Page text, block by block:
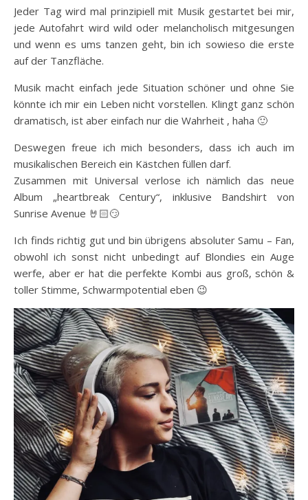
Jeder Tag wird mal prinzipiell mit Musik gestartet bei mir,
jede Autofahrt wird wild oder melancholisch mitgesungen
und wenn es ums tanzen geht, bin ich sowieso die erste
auf der Tanzfläche.
Musik macht einfach jede Situation schöner und ohne Sie
könnte ich mir ein Leben nicht vorstellen. Klingt ganz schön
dramatisch, ist aber einfach nur die Wahrheit , haha 🙂
Deswegen freue ich mich besonders, dass ich auch im
musikalischen Bereich ein Kästchen füllen darf.
Zusammen mit Universal verlose ich nämlich das neue
Album „heartbreak Century“, inklusive Bandshirt von
Sunrise Avenue 🤘🏻😏
Ich finds richtig gut und bin übrigens absoluter Samu – Fan,
obwohl ich sonst nicht unbedingt auf Blondies ein Auge
werfe, aber er hat die perfekte Kombi aus groß, schön &
toller Stimme, Schwarmpotential eben 😉